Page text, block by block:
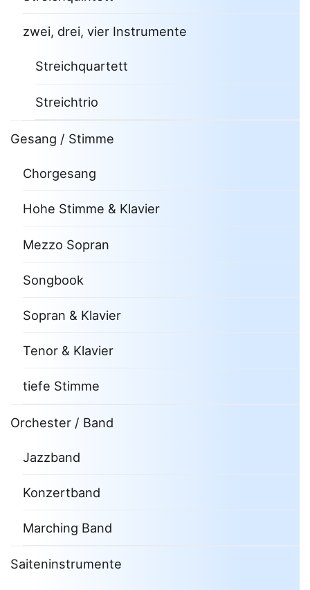
zwei, drei, vier Instrumente
Streichquartett
Streichtrio
Gesang / Stimme
Chorgesang
Hohe Stimme & Klavier
Mezzo Sopran
Songbook
Sopran & Klavier
Tenor & Klavier
tiefe Stimme
Orchester / Band
Jazzband
Konzertband
Marching Band
Saiteninstrumente